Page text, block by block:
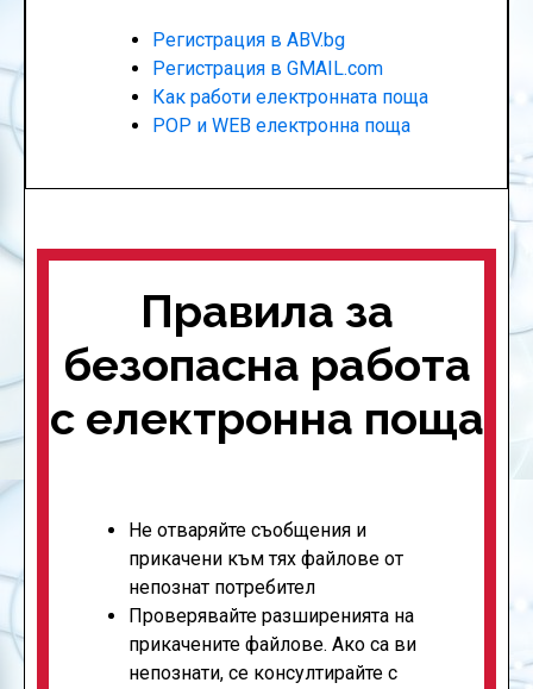
Регистрация в ABV.bg
Регистрация в GMAIL.com
Как работи електронната поща
POP и WEB електронна поща
Правила за
безопасна работа
с електронна поща
Не отваряйте съобщения и
прикачени към тях файлове от
непознат потребител
Проверявайте разширенията на
прикачените файлове. Ако са ви
непознати, се консултирайте с